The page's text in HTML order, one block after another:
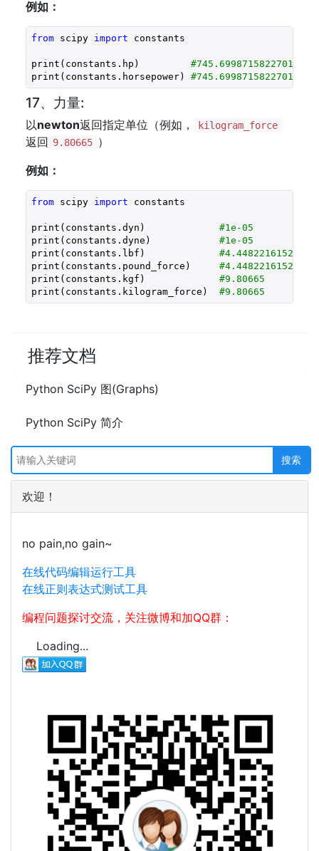
例如：
from scipy import constants
print(constants.hp) #745.6998715822701
print(constants.horsepower) #745.6998715822701
17、力量:
以newton返回指定单位（例如， kilogram_force
返回 9.80665 ）
例如：
from scipy import constants
print(constants.dyn) #1e-05
print(constants.dyne) #1e-05
print(constants.lbf) #4.4482216152605
print(constants.pound_force) #4.4482216152605
print(constants.kgf) #9.80665
print(constants.kilogram_force) #9.80665
推荐文档
Python SciPy 图(Graphs)
Python SciPy 简介
欢迎！
no pain,no gain~
在线代码编辑运行工具
在线正则表达式测试工具
编程问题探讨交流，关注微博和加QQ群：
Loading...